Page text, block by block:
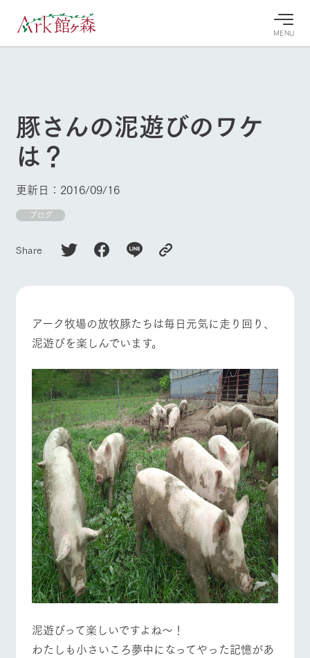
MENU
牧場へ行
く
営業時
間・料金
交通アク
セス
よくいた
だく質問
団体のお
客様へ
ペットを
お連れの
お客様へ
お問い合
わせ・資
料請求
よく見られている情報
案内
ガーデンの開花
状況などを毎日
ント・フェアの
情報やスケジュ
フラワー
花のある美しい
自然環境の中、
季節の移り変わ
りを存分に味わ
う
触れて、感じ
て、学ぶ。館ヶ
森の雄大な自然
なかで動物とふ
れあう
体験
ツリーハウスや
各種体験教室な
ど、楽しみなが
ら学べる様々な
アクティビティ
レストラ
ン
牧場の生産品を
知り尽くした料
理人が腕を振
い、ビュッフェ
スタイルで提供
ショップ
／お買い
物
丹精込めて育て
た生産品をはじ
め、牧場産の逸
品を取り揃えた
店舗
牧場マッ
プ
牧場マップのダ
ウンロード
周遊バス
牧場内を巡る周
遊バスのご案内
ホーム
Ark館ヶ森について
牧場に行く
ArkFarm Wedding
お知らせ
ブログ
お問い合わせ・資料請求
生産品カタログ・資料DL
English (Google Translate)
ネットショップ
イベント/フェア レストラン/BBQ フラワーガーデン
動物とふれあう アクティビティ/体験 ショップ/お買い物
牧場マップを見る 周遊バス
豚さんの泥遊びのワケ
は？
更新日：2016/09/16
ブログ
Share
アーク牧場の放牧豚たちは毎日元気に走り回り、
泥遊びを楽しんでいます。
泥遊びって楽しいですよね～！
わたしも小さいころ夢中になってやった記憶があ